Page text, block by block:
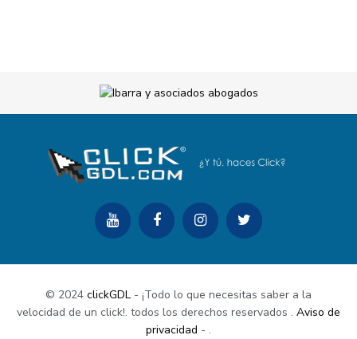
© 2024 clickGDL - ¡Todo lo que necesitas saber a la
velocidad de un click!. todos los derechos reservados . Aviso de
privacidad - .